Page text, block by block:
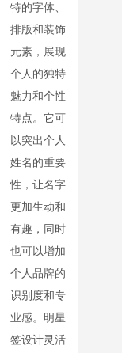
特的字体、
排版和装饰
元素，展现
个人的独特
魅力和个性
特点。它可
以突出个人
姓名的重要
性，让名字
更加生动和
有趣，同时
也可以增加
个人品牌的
识别度和专
业感。明星
签设计灵活